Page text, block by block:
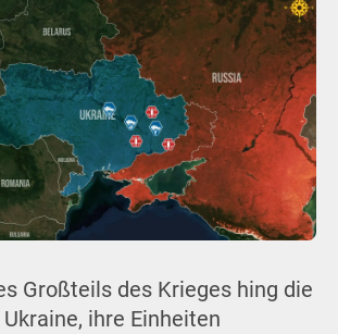
Großteils des Krieges hing die
ihre Einheiten